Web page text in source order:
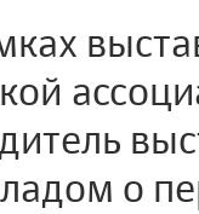
о